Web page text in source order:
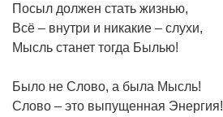
Посыл должен стать жизнью,
Всё – внутри и никакие – слухи,
Мысль станет тогда Былью!
Было не Слово, а была Мысль!
Слово – это выпущенная Энергия!